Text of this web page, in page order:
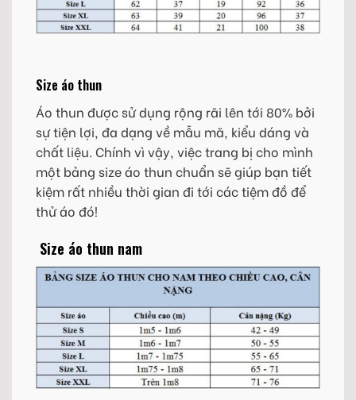
Size áo thun
Áo thun được sử dụng rộng rãi lên tới 80% bởi
sự tiện lợi, đa dạng về mẫu mã, kiểu dáng và
chất liệu. Chính vì vậy, việc trang bị cho mình
một bảng size áo thun chuẩn sẽ giúp bạn tiết
kiệm rất nhiều thời gian đi tới các tiệm đồ để
thử áo đó!
Size áo thun nam